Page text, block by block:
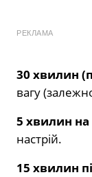
РЕКЛАМА
30 хвилин
вагу
5 хвилин на
настрій.
15 хвилин